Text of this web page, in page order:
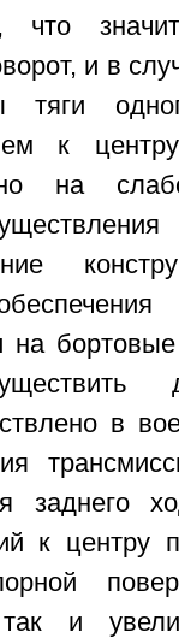
что
и в
тяги
к
на
на
в
заднего
к центру
так и